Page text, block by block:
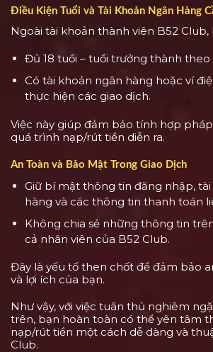
Điều Kiện Tuổi và Tài Khoản Ngân Hàng
Ngoài tài khoản thành viên B52 Club,
Đủ 18 tuổi – tuổi trưởng thành theo
Có tài khoản ngân hàng hoặc ví
thực hiện các giao dịch.
Việc này giúp đảm bảo tính hợp
quá trình nạp/rút tiền diễn ra.
An Toàn và Bảo Mật Trong Giao Dịch
Giữ bí mật thông tin đăng nhập,
hàng và các thông tin thanh toán
Không chia sẻ những thông tin
cả nhân viên của B52 Club.
Đây là yếu tố then chốt để đảm bảo
và lợi ích của bạn.
Như vậy, với việc tuân thủ nghiêm
trên, bạn hoàn toàn có thể yên tâm
nạp/rút tiền một cách dễ dàng và
Club.